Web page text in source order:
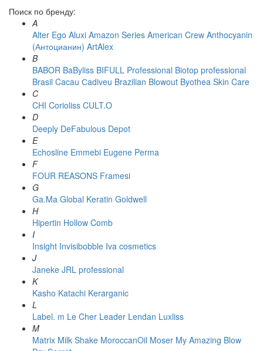
Поиск по бренду:
A
Alter Ego Aluxi Amazon Series American Crew Anthocyanin
(Антоцианин) ArtAlex
B
BABOR BaByliss BIFULL Professional Biotop professional
Brasil Cacau Сadiveu Brazilian Blowout Byothea Skin Care
C
CHI Corioliss CULT.O
D
Deeply DeFabulous Depot
E
Echosline Emmebi Eugene Perma
F
FOUR REASONS Framesi
G
Ga.Ma Global Keratin Goldwell
H
Hipertin Hollow Comb
I
Insight Invisibobble Iva cosmetics
J
Janeke JRL professional
K
Kasho Katachi Kerarganic
L
Label. m Le Cher Leader Lendan Luxliss
M
Matrix Milk Shake MoroccanOil Moser My Amazing Blow